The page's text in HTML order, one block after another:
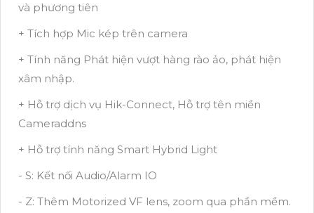
và phương tiên
+ Tích hợp Mic kép trên camera
+ Tính năng Phát hiện vượt hàng rào ảo, phát hiện
xâm nhập.
+ Hỗ trợ dịch vụ Hik-Connect, Hỗ trợ tên miền
Cameraddns
+ Hỗ trợ tính năng Smart Hybrid Light
- S: Kết nối Audio/Alarm IO
- Z: Thêm Motorized VF lens, zoom qua phần mềm.